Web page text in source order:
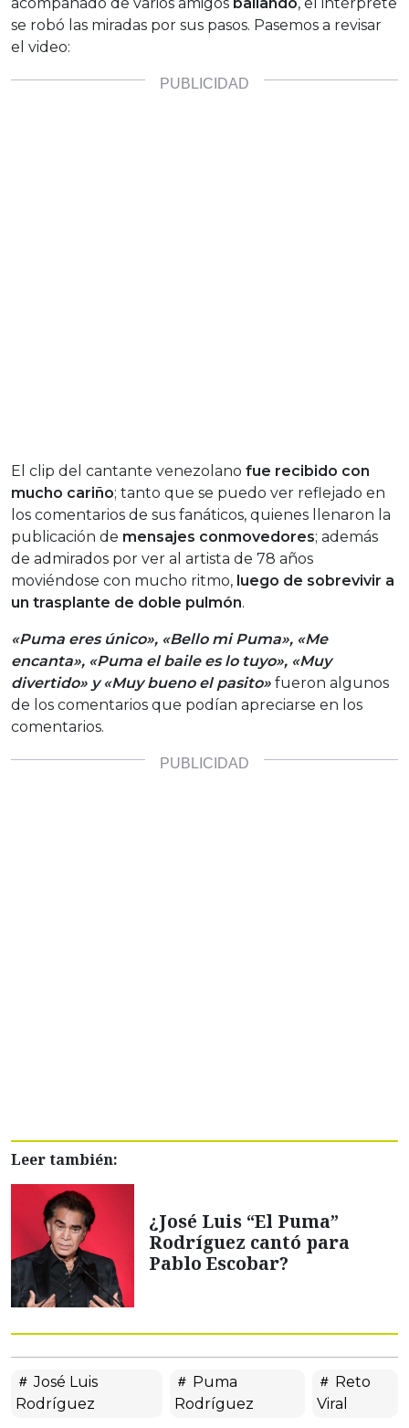
se robó las miradas por sus pasos. Pasemos a revisar
el video:
El clip del cantante venezolano fue recibido con
mucho cariño; tanto que se puedo ver reflejado en
los comentarios de sus fanáticos, quienes llenaron la
publicación de mensajes conmovedores; además
de admirados por ver al artista de 78 años
moviéndose con mucho ritmo, luego de sobrevivir a
un trasplante de doble pulmón.
«Puma eres único», «Bello mi Puma», «Me
encanta», «Puma el baile es lo tuyo», «Muy
divertido» y «Muy bueno el pasito» fueron algunos
de los comentarios que podían apreciarse en los
comentarios.
Leer también:
¿José Luis “El Puma”
Rodríguez cantó para
Pablo Escobar?
José Luis
Rodríguez
Puma
Rodríguez
Reto
Viral